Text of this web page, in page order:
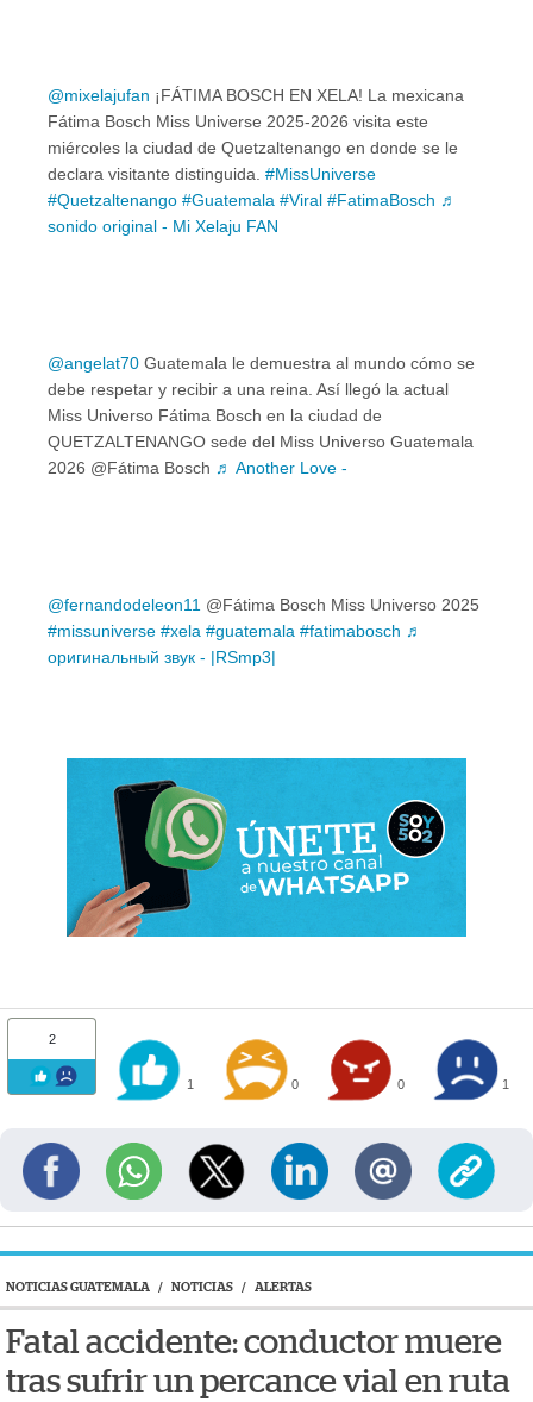
@mixelajufan ¡FÁTIMA BOSCH EN XELA! La mexicana
Fátima Bosch Miss Universe 2025-2026 visita este
miércoles la ciudad de Quetzaltenango en donde se le
declara visitante distinguida. #MissUniverse
#Quetzaltenango #Guatemala #Viral #FatimaBosch ♬
sonido original - Mi Xelaju FAN
@angelat70 Guatemala le demuestra al mundo cómo se
debe respetar y recibir a una reina. Así llegó la actual
Miss Universo Fátima Bosch en la ciudad de
QUETZALTENANGO sede del Miss Universo Guatemala
2026 @Fátima Bosch ♬ Another Love -
@fernandodeleon11 @Fátima Bosch Miss Universo 2025
#missuniverse #xela #guatemala #fatimabosch ♬
оригинальный звук - |RSmp3|
2
1 0 0 1
NOTICIAS GUATEMALA / NOTICIAS / ALERTAS
Fatal accidente: conductor muere
tras sufrir un percance vial en ruta